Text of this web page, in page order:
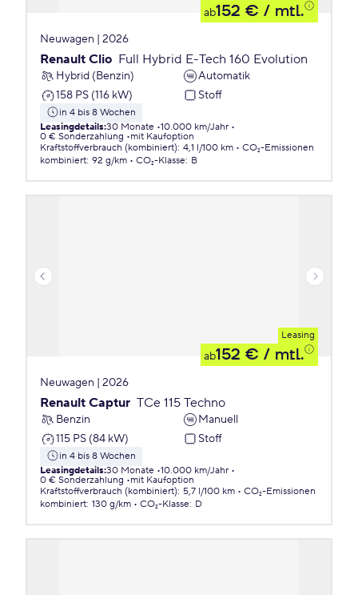
ab152 € / mtl.
Neuwagen | 2026
Renault Clio Full Hybrid E-Tech 160 Evolution
Hybrid (Benzin)
Automatik
158 PS (116 kW)
Stoff
in 4 bis 8 Wochen
Leasingdetails:30 Monate 10.000 km/Jahr
0 € Sonderzahlung
mit Kaufoption
Kraftstoffverbrauch (kombiniert): 4,1 l/100 km
CO₂-Emissionen
kombiniert: 92 g/km CO₂-Klasse: B
Leasing
ab152 € / mtl.
Neuwagen | 2026
Renault Captur TCe 115 Techno
Benzin
Manuell
115 PS (84 kW)
Stoff
in 4 bis 8 Wochen
Leasingdetails:30 Monate 10.000 km/Jahr
0 € Sonderzahlung
mit Kaufoption
Kraftstoffverbrauch (kombiniert): 5,7 l/100 km
CO₂-Emissionen
kombiniert: 130 g/km CO₂-Klasse: D